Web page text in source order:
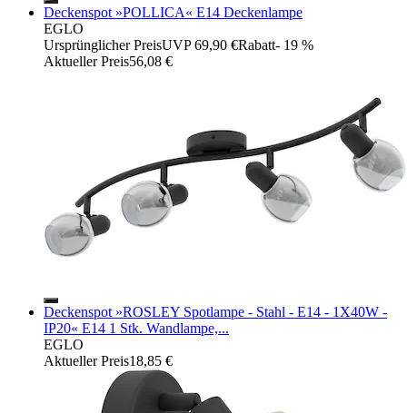
Deckenspot »POLLICA« E14 Deckenlampe
EGLO
Ursprünglicher PreisUVP 69,90 €Rabatt- 19 %
Aktueller Preis56,08 €
Deckenspot »ROSLEY Spotlampe - Stahl - E14 - 1X40W -
IP20« E14 1 Stk. Wandlampe,...
EGLO
Aktueller Preis18,85 €